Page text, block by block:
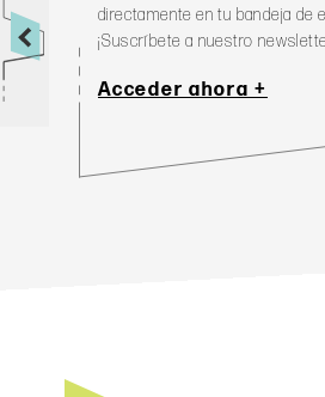
directamente en tu bandeja de
¡Suscríbete a nuestro
Acceder ahora +